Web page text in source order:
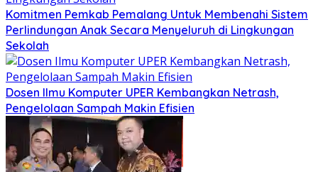
Komitmen Pemkab Pemalang Untuk Membenahi Sistem
Perlindungan Anak Secara Menyeluruh di Lingkungan
Sekolah
Dosen Ilmu Komputer UPER Kembangkan Netrash,
Pengelolaan Sampah Makin Efisien